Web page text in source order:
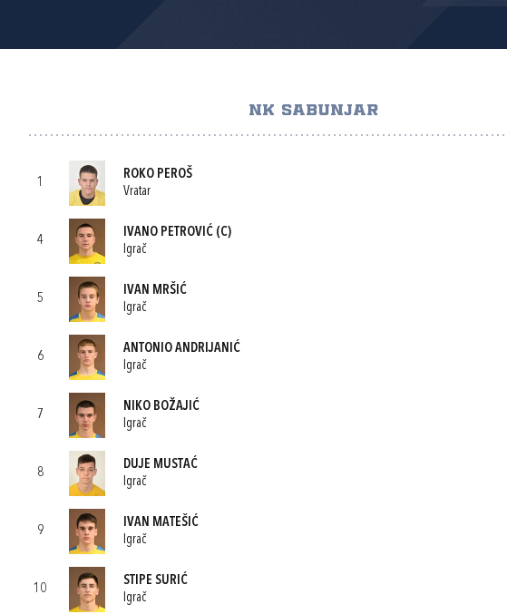
NK SABUNJAR
1
ROKO PEROŠ
Vratar
4
IVANO PETROVIĆ (C)
Igrač
5
IVAN MRŠIĆ
Igrač
6
ANTONIO ANDRIJANIĆ
Igrač
7
NIKO BOŽAJIĆ
Igrač
8
DUJE MUSTAĆ
Igrač
9
IVAN MATEŠIĆ
Igrač
10
STIPE SURIĆ
Igrač